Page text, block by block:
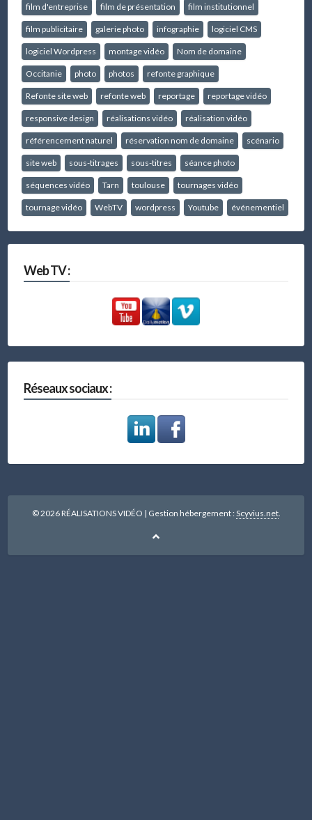
film d'entreprise film de présentation film institutionnel
film publicitaire galerie photo infographie logiciel CMS
logiciel Wordpress montage vidéo Nom de domaine
Occitanie photo photos refonte graphique
Refonte site web refonte web reportage reportage vidéo
responsive design réalisations vidéo réalisation vidéo
référencement naturel réservation nom de domaine scénario
site web sous-titrages sous-titres séance photo
séquences vidéo Tarn toulouse tournages vidéo
tournage vidéo WebTV wordpress Youtube événementiel
Web TV :
Réseaux sociaux :
© 2026 RÉALISATIONS VIDÉO | Gestion hébergement :Scyvius.net.